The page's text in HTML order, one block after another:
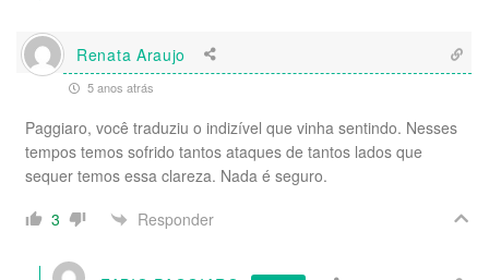
Renata Araujo
5 anos atrás
Paggiaro, você traduziu o indizível que vinha sentindo. Nesses
tempos temos sofrido tantos ataques de tantos lados que
sequer temos essa clareza. Nada é seguro.
3
Responder